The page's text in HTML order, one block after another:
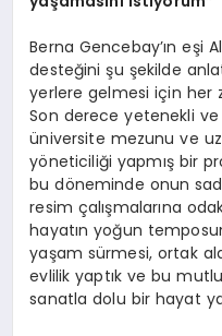
Berna Gencebay’ın eşi
desteğini şu şekilde
yerlere gelmesi için her
Son derece yetenekli ve
üniversite mezunu ve
yöneticiliği yapmış bir
bu döneminde onun
resim çalışmalarına
hayatın yoğun
yaşam sürmesi, ortak
evlilik yaptık ve bu
sanatla dolu bir hayat